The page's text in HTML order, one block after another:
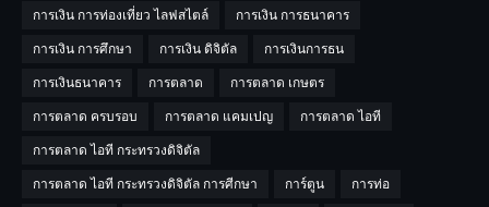
การเงิน การท่องเที่ยว ไลฟสไตล์
การเงิน การธนาคาร
การเงิน การศึกษา
การเงิน ดิจิตัล
การเงินการธน
การเงินธนาคาร
การตลาด
การตลาด เกษตร
การตลาด ครบรอบ
การตลาด แคมเปญ
การตลาด ไอที
การตลาด ไอที กระทรวงดิจิตัล
การตลาด ไอที กระทรวงดิจิตัล การศีกษา
การ์ตูน
การท่อ